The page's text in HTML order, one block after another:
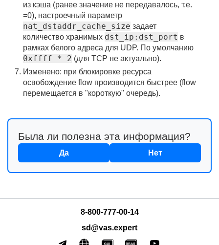
из кэша (ранее значение не передавалось, т.е.
=0), настроечный параметр
nat_dstaddr_cache_size задает
количество хранимых dst_ip:dst_port в
рамках белого адреса для UDP. По умолчанию
0xffff * 2 (для TCP не актуально).
Изменено: при блокировке ресурса
освобождение flow производится быстрее (flow
перемещается в "короткую" очередь).
Была ли полезна эта информация?
Да Нет
8-800-777-00-14
sd@vas.expert